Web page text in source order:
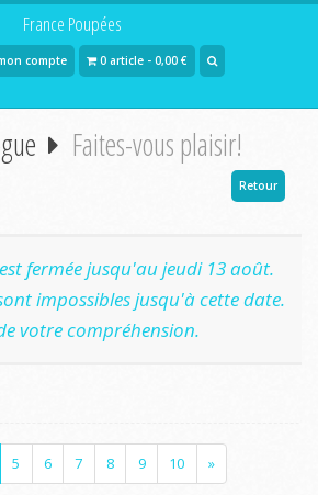
France Poupées
compte 0 article - 0,00 €
Faites-vous plaisir!
Retour
fermée jusqu'au jeudi 13 août.
impossibles jusqu'à cette date.
votre compréhension.
5 6 7 8 9 10 »